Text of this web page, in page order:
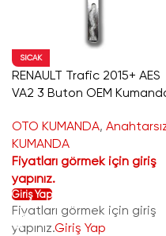
SICAK
RENAULT Trafic 2015+ AES
VA2 3 Buton OEM
OTO KUMANDA,
KUMANDA
Fiyatları görmek için giriş
yapınız.
Giriş Yap
Fiyatları görmek için giriş
yapınız.Giriş Yap